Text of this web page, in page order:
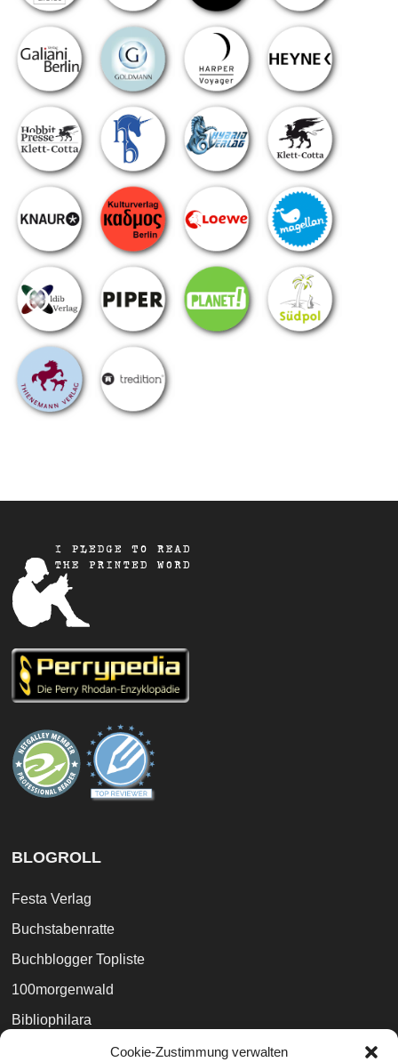
Cookie-Zustimmung verwalten
BLOGROLL
Festa Verlag
Buchstabenratte
Buchblogger Topliste
100morgenwald
Bibliophilara